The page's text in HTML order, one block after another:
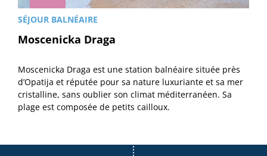
SÉJOUR BALNÉAIRE
Moscenicka Draga
Moscenicka Draga est une station balnéaire située près
d’Opatija et réputée pour sa nature luxuriante et sa mer
cristalline, sans oublier son climat méditerranéen. Sa
plage est composée de petits cailloux.